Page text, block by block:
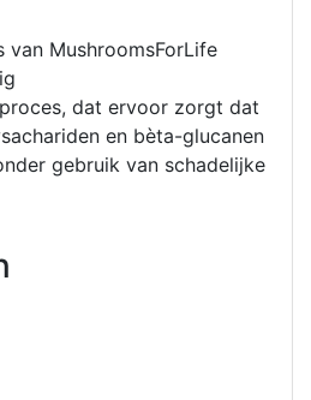
MushroomsForLife
dat ervoor zorgt dat
en bèta-glucanen
gebruik van schadelijke